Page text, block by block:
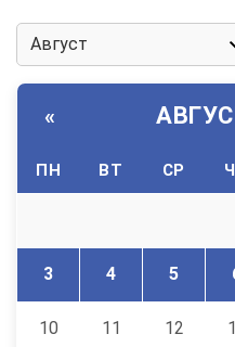
«
ПН ВТ СР
3 4 5
10 11 12